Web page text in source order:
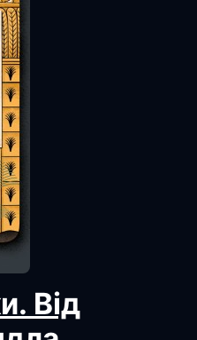
Від